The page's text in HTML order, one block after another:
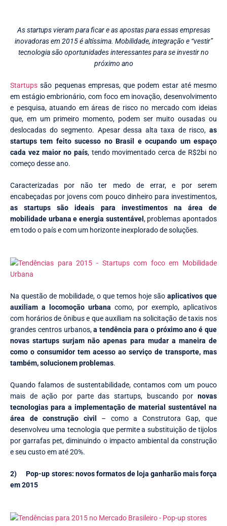
As startups vieram para ficar e as apostas para essas empresas
inovadoras em 2015 é altíssima. Mobilidade, integração e “vestir”
tecnologia são oportunidades interessantes para se investir no
próximo ano
Startups são pequenas empresas, que podem estar até mesmo
em estágio embrionário, com foco em inovação, desenvolvimento
e pesquisa, atuando em áreas de risco no mercado com ideias
que, em um primeiro momento, podem ser muito ousadas ou
deslocadas do segmento. Apesar dessa alta taxa de risco, as
startups tem feito sucesso no Brasil e ocupando um espaço
cada vez maior no país, tendo movimentado cerca de R$2bi no
começo desse ano.
Caracterizadas por não ter medo de errar, e por serem
encabeçadas por jovens com pouco dinheiro para investimentos,
as startups são ideais para investimentos na área de
mobilidade urbana e energia sustentável , problemas apontados
em todo o país e com um horizonte inexplorado de soluções.
Na questão de mobilidade, o que temos hoje são aplicativos que
auxiliam a locomoção urbana como, por exemplo, aplicativos
com horários de ônibus e que auxiliam na solicitação de taxis nos
grandes centros urbanos,a tendência para o próximo ano é que
novas startups surjam não apenas para mudar a maneira de
como o consumidor tem acesso ao serviço de transporte, mas
também, solucionem problemas.
Quando falamos de sustentabilidade, contamos com um pouco
mais de ação por parte das startups, buscando por novas
tecnologias para a implementação de material sustentável na
área de construção civil
– como a Construtora Gap, que
desenvolveu uma tecnologia que permite a substituição de tijolos
por garrafas pet, diminuindo o impacto ambiental da construção
e seu custo em até 20%.
2)Pop-up stores: novos formatos de loja ganharão mais força
em 2015